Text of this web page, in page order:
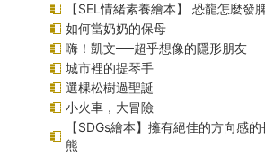
【SEL情緒素養繪本】 恐龍怎麼發
如何當奶奶的保母
嗨！凱文──超乎想像的隱形朋友
城市裡的提琴手
選棵松樹過聖誕
小火車，大冒險
【SDGs繪本】擁有絕佳的方向感
熊